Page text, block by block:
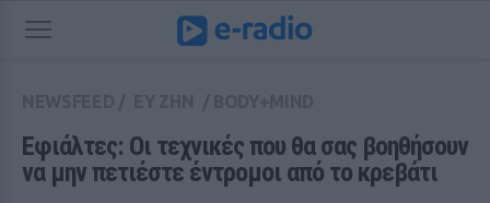
Εφιάλτες: Οι τεχνικές που θα σας βοηθήσουν
να μην πετιέστε έντρομοι από το κρεβάτι